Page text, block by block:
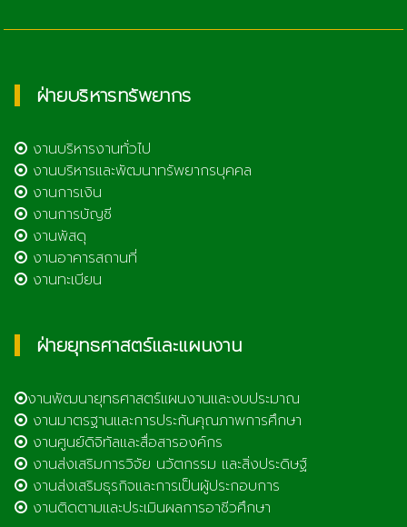
ฝ่ายบริหารทรัพยากร
งานบริหารงานทั่วไป
งานบริหารและพัฒนาทรัพยากรบุคคล
งานการเงิน
งานการบัญชี
งานพัสดุ
งานอาคารสถานที่
งานทะเบียน
ฝ่ายยุทธศาสตร์และแผนงาน
งานพัฒนายุทธศาสตร์แผนงานและงบประมาณ
งานมาตรฐานและการประกันคุณภาพการศึกษา
งานศูนย์ดิจิทัลและสื่อสารองค์กร
งานส่งเสริมการวิจัย นวัตกรรม และสิ่งประดิษฐ์
งานส่งเสริมธุรกิจและการเป็นผู้ประกอบการ
งานติดตามและประเมินผลการอาชีวศึกษา